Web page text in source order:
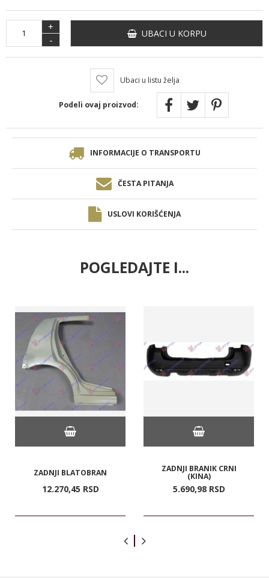
+
-
UBACI U KORPU
Ubaci u listu želja
Podeli ovaj proizvod:
INFORMACIJE O TRANSPORTU
ČESTA PITANJA
USLOVI KORIŠĆENJA
POGLEDAJTE I...
ZADNJI BLATOBRAN
12.270,45 RSD
ZADNJI BRANIK CRNI
(KINA)
5.690,98 RSD